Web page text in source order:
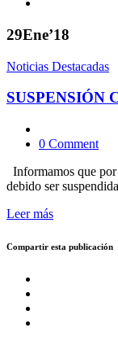
29Ene’18
Noticias Destacadas
SUSPENSIÓN
0 Comment
Informamos que
debido ser
Leer más
Compartir esta publicación